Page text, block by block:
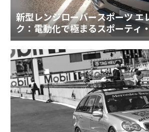
新型レンジローバースポーツ エ
ク：電動化で極まるスポーティ
リーの頂点